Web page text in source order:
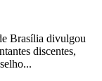
Brasília divulgou
discentes,